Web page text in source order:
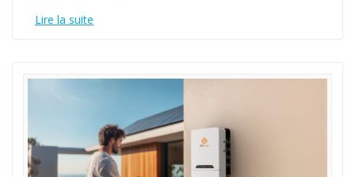
Lire la suite